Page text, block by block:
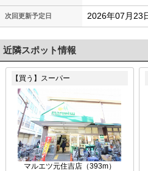
次回更新予定日 2026年07月23
近隣スポット情報
【買う】スーパー
マルエツ元住吉店（393m）